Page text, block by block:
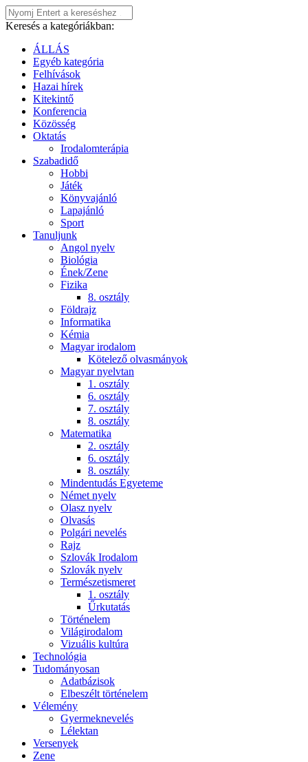
Keresés a kategóriákban:
ÁLLÁS
Egyéb kategória
Felhívások
Hazai hírek
Kitekintő
Konferencia
Közösség
Oktatás
Irodalomterápia
Szabadidő
Hobbi
Játék
Könyvajánló
Lapajánló
Sport
Tanuljunk
Angol nyelv
Biológia
Ének/Zene
Fizika
8. osztály
Földrajz
Informatika
Kémia
Magyar irodalom
Kötelező olvasmányok
Magyar nyelvtan
1. osztály
6. osztály
7. osztály
8. osztály
Matematika
2. osztály
6. osztály
8. osztály
Mindentudás Egyeteme
Német nyelv
Olasz nyelv
Olvasás
Polgári nevelés
Rajz
Szlovák Irodalom
Szlovák nyelv
Természetismeret
1. osztály
Űrkutatás
Történelem
Világirodalom
Vizuális kultúra
Technológia
Tudományosan
Adatbázisok
Elbeszélt történelem
Vélemény
Gyermeknevelés
Lélektan
Versenyek
Zene